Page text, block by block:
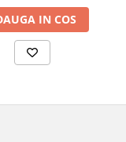
IN COS